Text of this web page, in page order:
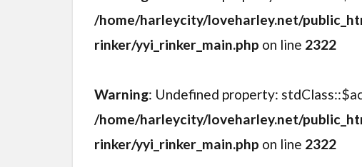
/home/harleycity/loveharley.net/
rinker/yyi_rinker_main.php on line 2322
Warning: Undefined property:
/home/harleycity/loveharley.net/
rinker/yyi_rinker_main.php on line 2322